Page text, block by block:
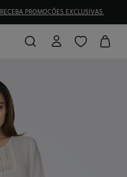
PROMOÇÕES EXCLUSIVAS.